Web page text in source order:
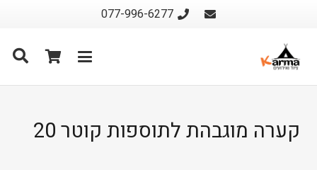
077-996-6277
קערה מוגבהת לתוספות קוטר 20